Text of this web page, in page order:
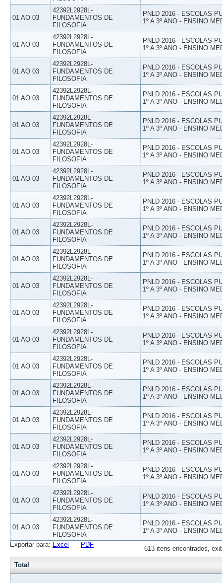
01 AO 03
42392L2928L-
FUNDAMENTOS DE
FILOSOFIA
PNLD 2016 - ESCOLAS
1º A 3º ANO - ENSINO
01 AO 03
42392L2928L-
FUNDAMENTOS DE
FILOSOFIA
PNLD 2016 - ESCOLAS
1º A 3º ANO - ENSINO
01 AO 03
42392L2928L-
FUNDAMENTOS DE
FILOSOFIA
PNLD 2016 - ESCOLAS
1º A 3º ANO - ENSINO
01 AO 03
42392L2928L-
FUNDAMENTOS DE
FILOSOFIA
PNLD 2016 - ESCOLAS
1º A 3º ANO - ENSINO
01 AO 03
42392L2928L-
FUNDAMENTOS DE
FILOSOFIA
PNLD 2016 - ESCOLAS
1º A 3º ANO - ENSINO
01 AO 03
42392L2928L-
FUNDAMENTOS DE
FILOSOFIA
PNLD 2016 - ESCOLAS
1º A 3º ANO - ENSINO
01 AO 03
42392L2928L-
FUNDAMENTOS DE
FILOSOFIA
PNLD 2016 - ESCOLAS
1º A 3º ANO - ENSINO
01 AO 03
42392L2928L-
FUNDAMENTOS DE
FILOSOFIA
PNLD 2016 - ESCOLAS
1º A 3º ANO - ENSINO
01 AO 03
42392L2928L-
FUNDAMENTOS DE
FILOSOFIA
PNLD 2016 - ESCOLAS
1º A 3º ANO - ENSINO
01 AO 03
42392L2928L-
FUNDAMENTOS DE
FILOSOFIA
PNLD 2016 - ESCOLAS
1º A 3º ANO - ENSINO
01 AO 03
42392L2928L-
FUNDAMENTOS DE
FILOSOFIA
PNLD 2016 - ESCOLAS
1º A 3º ANO - ENSINO
01 AO 03
42392L2928L-
FUNDAMENTOS DE
FILOSOFIA
PNLD 2016 - ESCOLAS
1º A 3º ANO - ENSINO
01 AO 03
42392L2928L-
FUNDAMENTOS DE
FILOSOFIA
PNLD 2016 - ESCOLAS
1º A 3º ANO - ENSINO
01 AO 03
42392L2928L-
FUNDAMENTOS DE
FILOSOFIA
PNLD 2016 - ESCOLAS
1º A 3º ANO - ENSINO
01 AO 03
42392L2928L-
FUNDAMENTOS DE
FILOSOFIA
PNLD 2016 - ESCOLAS
1º A 3º ANO - ENSINO
01 AO 03
42392L2928L-
FUNDAMENTOS DE
FILOSOFIA
PNLD 2016 - ESCOLAS
1º A 3º ANO - ENSINO
01 AO 03
42392L2928L-
FUNDAMENTOS DE
FILOSOFIA
PNLD 2016 - ESCOLAS
1º A 3º ANO - ENSINO
01 AO 03
42392L2928L-
FUNDAMENTOS DE
FILOSOFIA
PNLD 2016 - ESCOLAS
1º A 3º ANO - ENSINO
01 AO 03
42392L2928L-
FUNDAMENTOS DE
FILOSOFIA
PNLD 2016 - ESCOLAS
1º A 3º ANO - ENSINO
01 AO 03
42392L2928L-
FUNDAMENTOS DE
FILOSOFIA
PNLD 2016 - ESCOLAS
1º A 3º ANO - ENSINO
613 itens encontrados,
Exportar para: Excel PDF
Total